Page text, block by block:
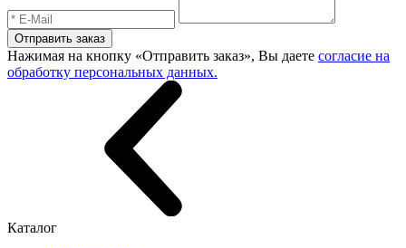
Отправить заказ
Нажимая на кнопку «Отправить заказ», Вы даете согласие на
обработку персональных данных.
Каталог